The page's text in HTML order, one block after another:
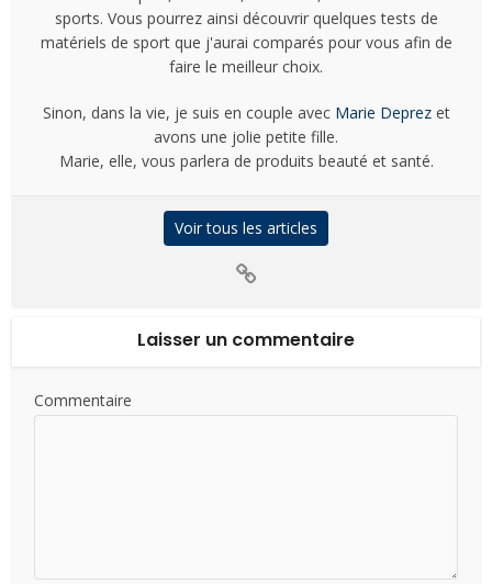
sports. Vous pourrez ainsi découvrir quelques tests de
matériels de sport que j'aurai comparés pour vous afin de
faire le meilleur choix.
Sinon, dans la vie, je suis en couple avec Marie Deprezet
avons une jolie petite fille.
Marie, elle, vous parlera de produits beauté et santé.
Voir tous les articles
Laisser un commentaire
Commentaire